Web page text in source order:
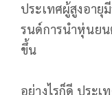
ประเทศผู้สูงอายุ
รนด์การนำหุ่นยน
ขึ้น
อย่างไรก็ดี ประ